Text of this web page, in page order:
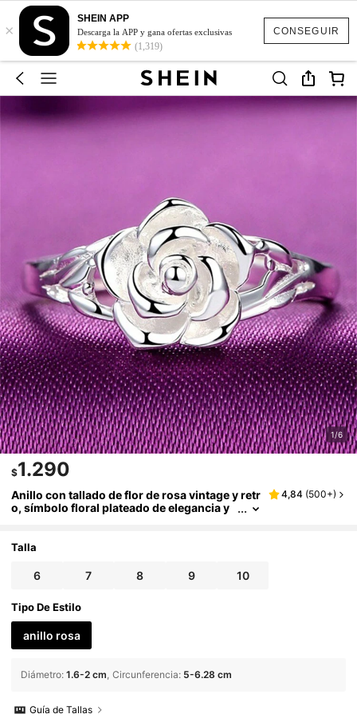
CONSEGUIR
×
SHEIN APP
Descarga la APP y gana ofertas exclusivas
(1,319)
1/6
$1.290
Anillo con tallado de flor de rosa vintage y retr
o, símbolo floral plateado de elegancia y
omisos, aniversarios y San Valentín
4,84 (500+)
Talla
6 7 8 9 10
Tipo De Estilo
anillo rosa
Diámetro: 1.6-2 cm Circunferencia: 5-6.28 cm
Guía de Tallas